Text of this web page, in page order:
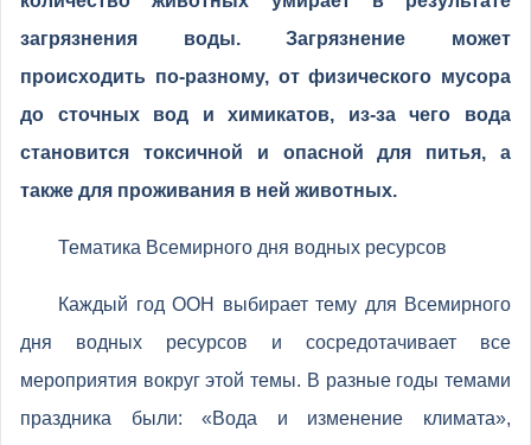
загрязнения воды. Загрязнение может
происходить по-разному, от физического мусора
до сточных вод и химикатов, из-за чего вода
становится токсичной и опасной для питья, а
также для проживания в ней животных.
Тематика Всемирного дня водных ресурсов
Каждый год ООН выбирает тему для Всемирного
дня водных ресурсов и сосредотачивает все
мероприятия вокруг этой темы. В разные годы темами
праздника были: «Вода и изменение климата»,